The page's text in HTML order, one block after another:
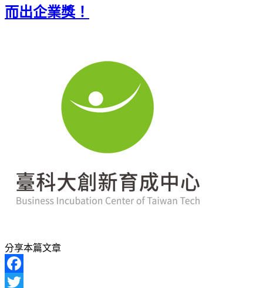
而出企業獎！
分享本篇文章
Facebook